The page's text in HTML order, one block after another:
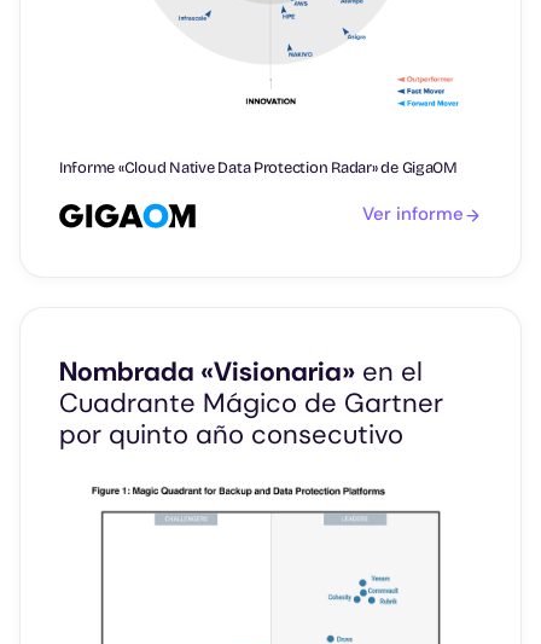
Informe «Cloud Native Data Protection Radar» de GigaOM
Ver informe
Nombrada «Visionaria» en el
Cuadrante Mágico de Gartner
por quinto año consecutivo